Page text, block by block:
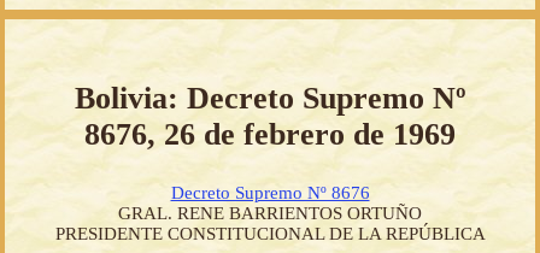
Bolivia: Decreto Supremo Nº
8676, 26 de febrero de 1969
Decreto Supremo Nº 8676
GRAL. RENE BARRIENTOS ORTUÑO
PRESIDENTE CONSTITUCIONAL DE LA REPÚBLICA